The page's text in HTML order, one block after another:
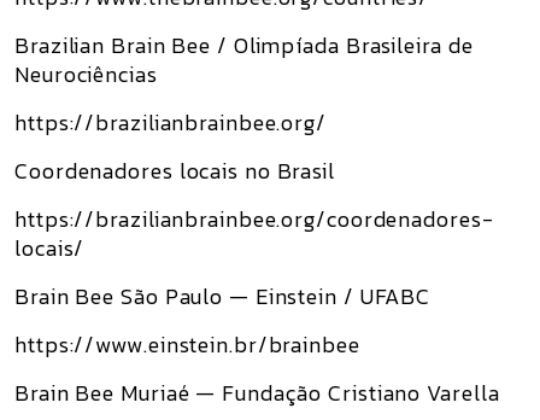
Brazilian Brain Bee / Olimpíada Brasileira de
Neurociências
https://brazilianbrainbee.org/
Coordenadores locais no Brasil
https://brazilianbrainbee.org/coordenadores-
locais/
Brain Bee São Paulo — Einstein / UFABC
https://www.einstein.br/brainbee
Brain Bee Muriaé — Fundação Cristiano Varella